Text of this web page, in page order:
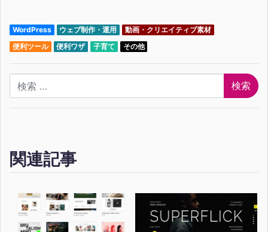
WordPress ウェブ制作・運用
動画・クリエイティブ素材
便利ツール
便利ワザ 子育て その他
検索
関連記事